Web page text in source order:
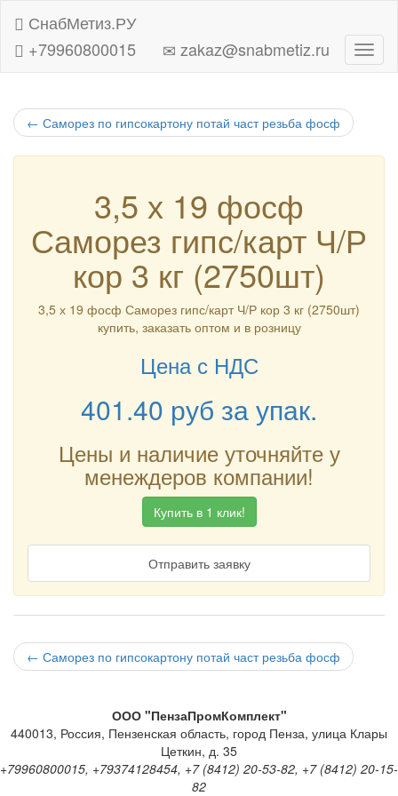
СнабМетиз.РУ
+79960800015
zakaz@snabmetiz.ru
← Саморез по гипсокартону потай част резьба фосф
3,5 х 19 фосф
Саморез гипс/карт Ч/Р
кор 3 кг (2750шт)
3,5 х 19 фосф Саморез гипс/карт Ч/Р кор 3 кг (2750шт)
купить, заказать оптом и в розницу
Цена с НДС
401.40 руб за упак.
Цены и наличие уточняйте у
менеждеров компании!
Купить в 1 клик!
Отправить заявку
← Саморез по гипсокартону потай част резьба фосф
ООО "ПензаПромКомплект"
440013, Россия, Пензенская область, город Пенза, улица Клары
Цеткин, д. 35
+79960800015, +79374128454, +7 (8412) 20-53-82, +7 (8412) 20-15-
82